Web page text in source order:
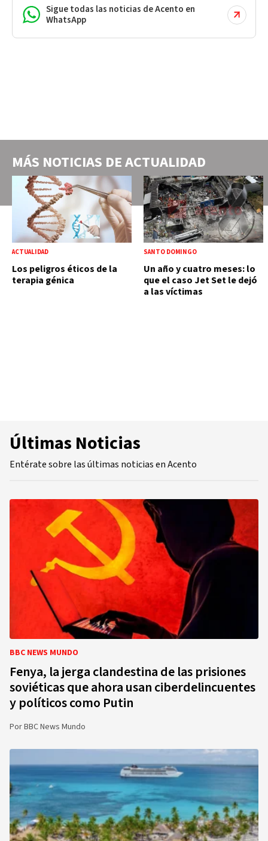
Sigue todas las noticias de Acento en
WhatsApp
MÁS NOTICIAS DEACTUALIDAD
ACTUALIDAD
Los peligros éticos de la
terapia génica
SANTO DOMINGO
Un año y cuatro meses: lo
que el caso Jet Set le dejó
a las víctimas